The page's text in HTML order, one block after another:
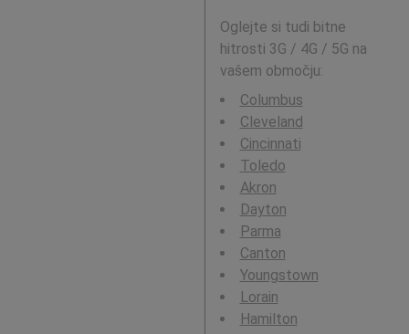
Oglejte si tudi bitne
hitrosti 3G / 4G / 5G na
vašem območju:
Columbus
Cleveland
Cincinnati
Toledo
Akron
Dayton
Parma
Canton
Youngstown
Lorain
Hamilton